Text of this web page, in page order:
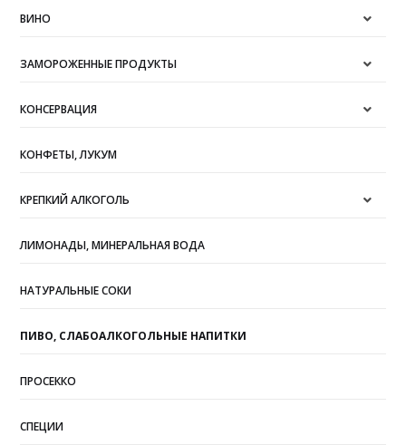
ВИНО
ЗАМОРОЖЕННЫЕ ПРОДУКТЫ
КОНСЕРВАЦИЯ
КОНФЕТЫ, ЛУКУМ
КРЕПКИЙ АЛКОГОЛЬ
ЛИМОНАДЫ, МИНЕРАЛЬНАЯ ВОДА
НАТУРАЛЬНЫЕ СОКИ
ПИВО, СЛАБОАЛКОГОЛЬНЫЕ НАПИТКИ
ПРОСЕККО
СПЕЦИИ